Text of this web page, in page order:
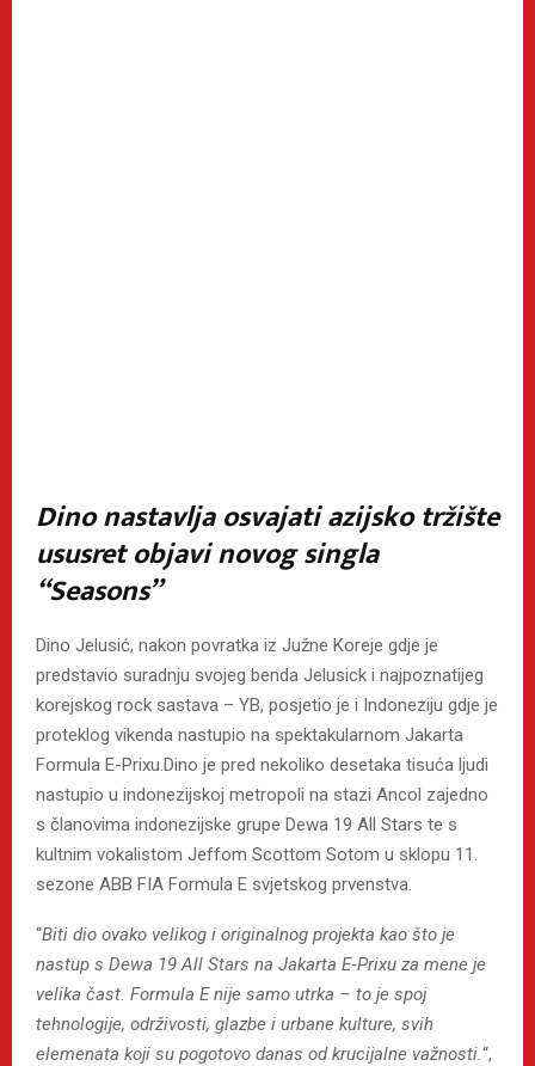
Dino nastavlja osvajati azijsko tržište
ususret objavi novog singla
“Seasons”
Dino Jelusić, nakon povratka iz Južne Koreje gdje je
predstavio suradnju svojeg benda Jelusick i najpoznatijeg
korejskog rock sastava – YB, posjetio je i Indoneziju gdje je
proteklog vikenda nastupio na spektakularnom Jakarta
Formula E-Prixu.Dino je pred nekoliko desetaka tisuća ljudi
nastupio u indonezijskoj metropoli na stazi Ancol zajedno
s članovima indonezijske grupe Dewa 19 All Stars te s
kultnim vokalistom Jeffom Scottom Sotom u sklopu 11.
sezone ABB FIA Formula E svjetskog prvenstva.
“Biti dio ovako velikog i originalnog projekta kao što je
nastup s Dewa 19 All Stars na Jakarta E‑Prixu za mene je
velika čast. Formula E nije samo utrka – to je spoj
tehnologije, održivosti, glazbe i urbane kulture, svih
elemenata koji su pogotovo danas od krucijalne važnosti.“,